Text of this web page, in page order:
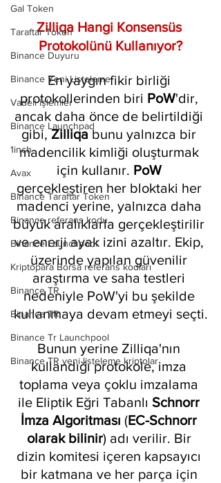
Gal Token
Taraftar Token
Binance Duyuru
Binance Yeni Listeleme
Vadeli işlemler
Binance Launchpad
1inch
Avax
Binance Taraftar Token
Binance referans kodu
Binance Launchpool
Kriptopara Borsa referans kodları
Binance TR
Binance TR
Binance Tr Launchpool
Binance TR yeni listeleme kriptolar
Zilliqa Hangi Konsensüs
Protokolünü Kullanıyor?
En yaygın fikir birliği
protokollerinden biri PoW'dir,
ancak daha önce de belirtildiği
gibi, Zilliqa bunu yalnızca bir
madencilik kimliği oluşturmak
için kullanır. PoW
gerçekleştiren her bloktaki her
madenci yerine, yalnızca daha
büyük aralıklarla gerçekleştirilir
ve enerji ayak izini azaltır. Ekip,
üzerinde yapılan güvenilir
araştırma ve saha testleri
nedeniyle PoW'yi bu şekilde
kullanmaya devam etmeyi seçti.
Bunun yerine Zilliqa'nın
kullandığı protokole, imza
toplama veya çoklu imzalama
ile Eliptik Eğri Tabanlı Schnorr
İmza Algoritması (EC-Schnorr
olarak bilinir) adı verilir. Bir
dizin komitesi içeren kapsayıcı
bir katmana ve her parça için